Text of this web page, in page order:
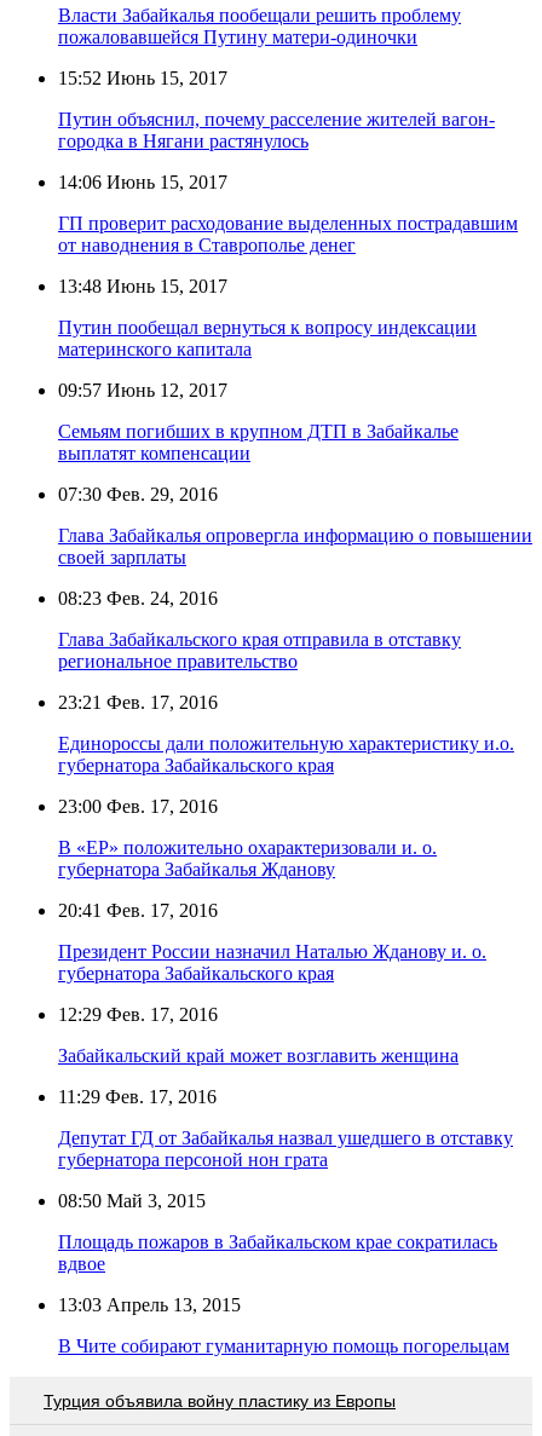
Власти Забайкалья пообещали решить проблему
пожаловавшейся Путину матери-одиночки
15:52 Июнь 15, 2017
Путин объяснил, почему расселение жителей вагон-
городка в Нягани растянулось
14:06 Июнь 15, 2017
ГП проверит расходование выделенных пострадавшим
от наводнения в Ставрополье денег
13:48 Июнь 15, 2017
Путин пообещал вернуться к вопросу индексации
материнского капитала
09:57 Июнь 12, 2017
Семьям погибших в крупном ДТП в Забайкалье
выплатят компенсации
07:30 Фев. 29, 2016
Глава Забайкалья опровергла информацию о повышении
своей зарплаты
08:23 Фев. 24, 2016
Глава Забайкальского края отправила в отставку
региональное правительство
23:21 Фев. 17, 2016
Единороссы дали положительную характеристику и.о.
губернатора Забайкальского края
23:00 Фев. 17, 2016
В «ЕР» положительно охарактеризовали и. о.
губернатора Забайкалья Жданову
20:41 Фев. 17, 2016
Президент России назначил Наталью Жданову и. о.
губернатора Забайкальского края
12:29 Фев. 17, 2016
Забайкальский край может возглавить женщина
11:29 Фев. 17, 2016
Депутат ГД от Забайкалья назвал ушедшего в отставку
губернатора персоной нон грата
08:50 Май 3, 2015
Площадь пожаров в Забайкальском крае сократилась
вдвое
13:03 Апрель 13, 2015
В Чите собирают гуманитарную помощь погорельцам
Турция объявила войну пластику из Европы